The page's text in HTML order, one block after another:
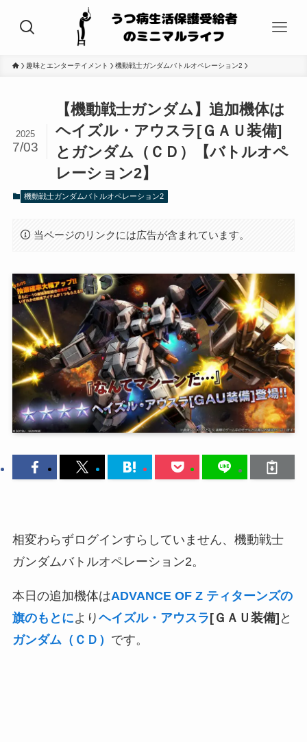
趣味とエンターテイメント 機動戦士ガンダムバトルオペレーション2
【機動戦士ガンダム】追加機体は
ヘイズル・アウスラ[ＧＡＵ装備]
とガンダム（ＣＤ）【バトルオペ
レーション2】
2025
7/03
機動戦士ガンダムバトルオペレーション2
当ページのリンクには広告が含まれています。
相変わらずログインすらしていません、機動戦士
ガンダムバトルオペレーション2。
本日の追加機体はADVANCE OF Ζ ティターンズの
旗のもとにより ヘイズル・アウスラ [ＧＡＵ装備] と
ガンダム（ＣＤ） です。